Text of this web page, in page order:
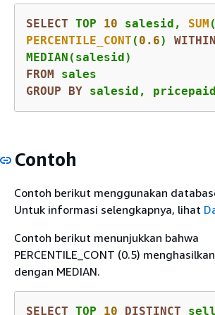
SELECT TOP 10 salesid, SUM
PERCENTILE_CONT ( 0.6) WITHIN
FROM
GROUP
BY salesid,
Contoh
Contoh berikut menggunakan
Untuk informasi selengkapnya, lihat
Contoh berikut menunjukkan bahwa
PERCENTILE_CONT (0.5)
dengan MEDIAN.
SELECT TOP 10
DISTINCT